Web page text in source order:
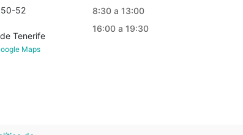
52
Tenerife
Maps
8:30 a 13:00
16:00 a 19:30